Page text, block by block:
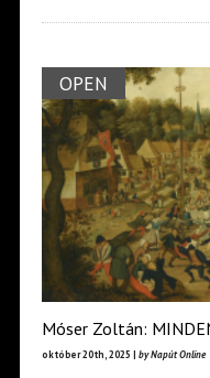
OPEN
Móser Zoltán:
október 20th, 2025 | by Napút Online